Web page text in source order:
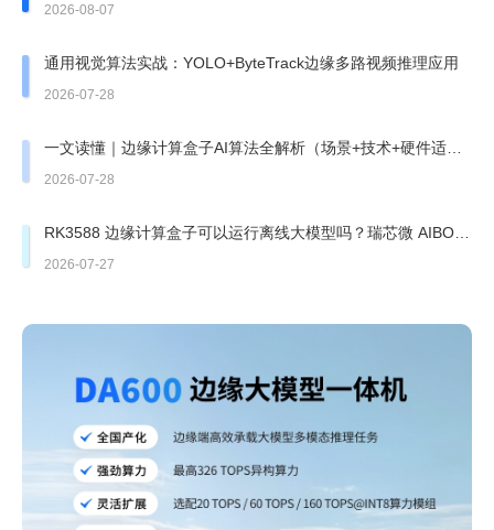
2026-08-07
通用视觉算法实战：YOLO+ByteTrack边缘多路视频推理应用
2026-07-28
一文读懂｜边缘计算盒子AI算法全解析（场景+技术+硬件适
配）
2026-07-28
RK3588 边缘计算盒子可以运行离线大模型吗？瑞芯微 AIBOX
边缘盒子实测
2026-07-27